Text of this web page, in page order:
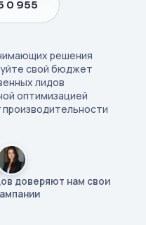
0 955
решения
свой бюджет
лидов
оптимизацией
доверяют нам свои